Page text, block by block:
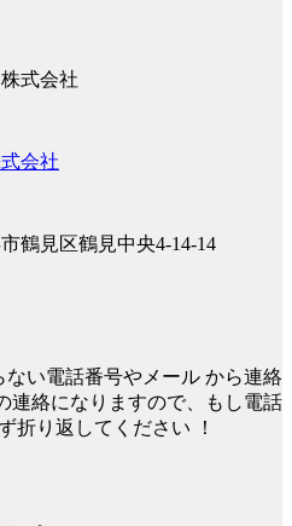
会社
鶴見区鶴見中央4-14-14
ない電話番号やメール から連絡
連絡になりますので、もし電話
折り返してください ！